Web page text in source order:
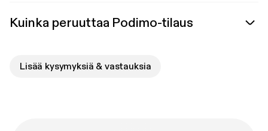
Kuinka peruuttaa Podimo-tilaus
Lisää kysymyksiä & vastauksia